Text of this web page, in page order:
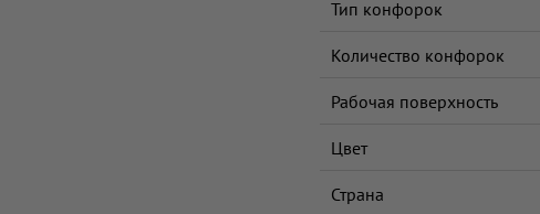
Тип конфорок
Количество конфорок
Рабочая поверхность
Цвет
Страна